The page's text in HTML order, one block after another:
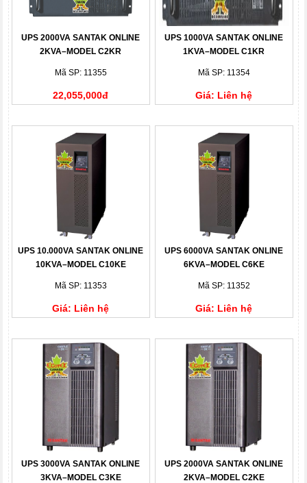
UPS 2000VA SANTAK ONLINE
2KVA–MODEL C2KR
Mã SP: 11355
22,055,000đ
UPS 1000VA SANTAK ONLINE
1KVA–MODEL C1KR
Mã SP: 11354
Giá: Liên hệ
UPS 10.000VA SANTAK ONLINE
10KVA–MODEL C10KE
Mã SP: 11353
Giá: Liên hệ
UPS 6000VA SANTAK ONLINE
6KVA–MODEL C6KE
Mã SP: 11352
Giá: Liên hệ
UPS 3000VA SANTAK ONLINE
3KVA–MODEL C3KE
UPS 2000VA SANTAK ONLINE
2KVA–MODEL C2KE